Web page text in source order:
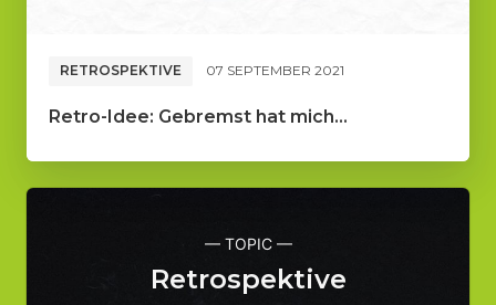
RETROSPEKTIVE 07 SEPTEMBER 2021
Retro-Idee: Gebremst hat mich...
— TOPIC —
Retrospektive